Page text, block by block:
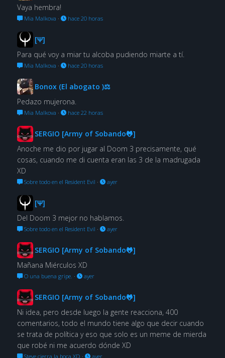
Vaya hembra!
Mia Malkova · hace 20 horas
[Ψ]
Para qué voy a miar tu alcoba pudiendo miarte a tí.
Mia Malkova · hace 20 horas
Bonox (El abogato )⚖
Pedazo mujerona.
Mia Malkova · hace 22 horas
SERGIO [Army of Sobando🐸]
Anoche me dio por jugar al Doom 3 precisamente, qué
cosas, cuando me di cuenta eran las 3 de la madrugada
XD
Sobre todo en el Resident Evil · ayer
[Ψ]
Del Doom 3 mejor no hablamos.
Sobre todo en el Resident Evil · ayer
SERGIO [Army of Sobando🐸]
Mañana Miérculos XD
O una buena gripe. · ayer
SERGIO [Army of Sobando🐸]
Ni idea, pero desde luego la gente reacciona, 400
comentarios, todo el mundo tiene algo que decir cuando
se trata de política y eso que solo es un meme de mierda
que robé ni me acuerdo dónde XD
Steve cierra la boca XD · ayer